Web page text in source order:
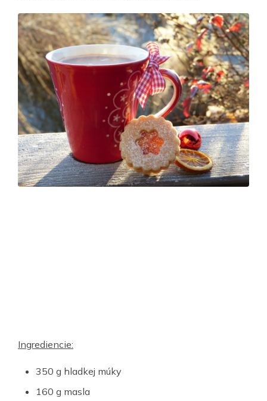
Ingrediencie:
350 g hladkej múky
160 g masla